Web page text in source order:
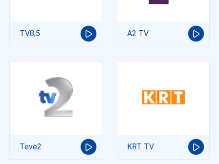
TV8,5 A2 TV
Teve2 KRT TV